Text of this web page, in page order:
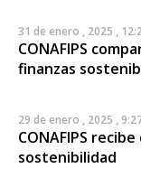
31 de enero , 2025 ,
CONAFIPS
finanzas
29 de enero , 2025 ,
CONAFIPS
sostenibilidad